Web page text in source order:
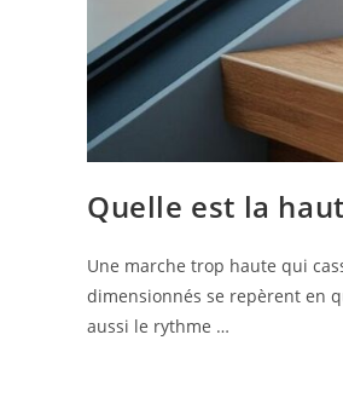
Quelle est la
Une marche trop haute qui
dimensionnés se repèrent en
aussi le rythme …